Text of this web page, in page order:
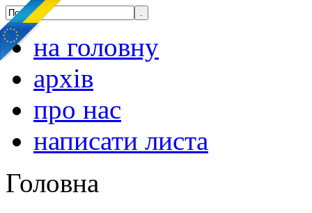
на головну
архів
про нас
написати листа
Головна